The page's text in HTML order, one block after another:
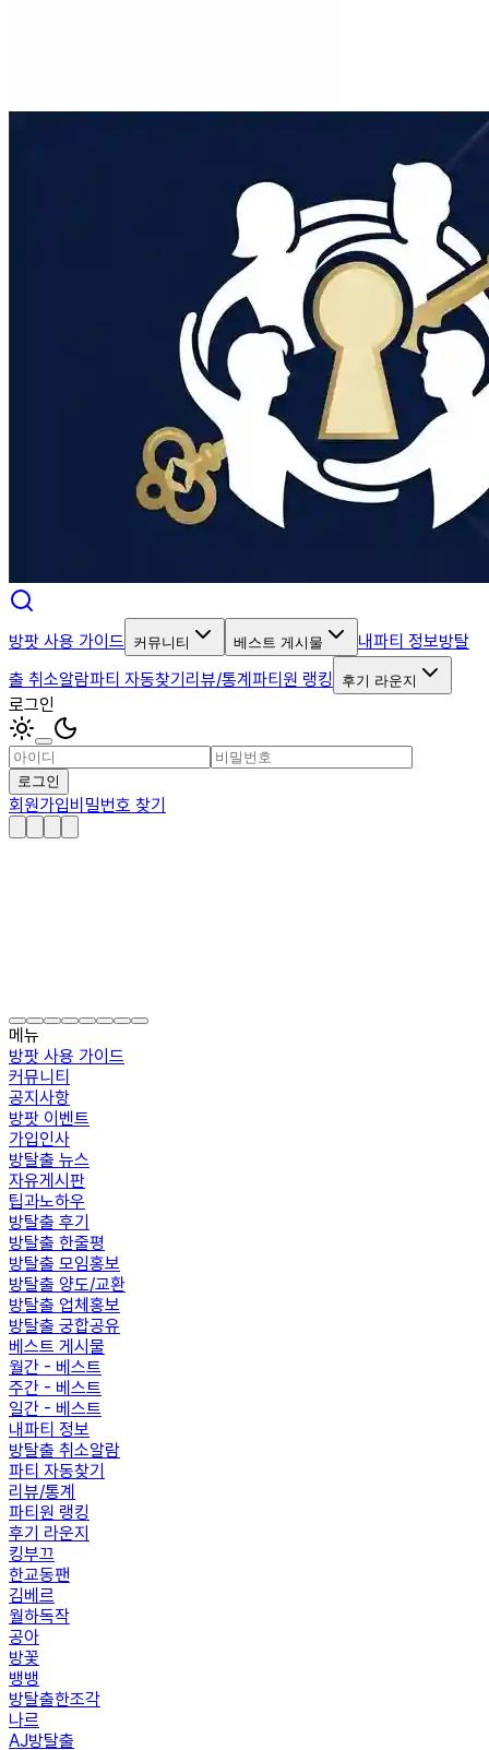
방팟 사용 가이드 커뮤니티 베스트 게시물 내파티 정보방탈
출 취소알람파티 자동찾기리뷰/통계파티원 랭킹 후기 라운지
로그인
로그인
회원가입비밀번호 찾기
메뉴
방팟 사용 가이드
커뮤니티
공지사항
방팟 이벤트
가입인사
방탈출 뉴스
자유게시판
팁과노하우
방탈출 후기
방탈출 한줄평
방탈출 모임홍보
방탈출 양도/교환
방탈출 업체홍보
방탈출 궁합공유
베스트 게시물
월간 - 베스트
주간 - 베스트
일간 - 베스트
내파티 정보
방탈출 취소알람
파티 자동찾기
리뷰/통계
파티원 랭킹
후기 라운지
킹부끄
한교동팬
김베르
월하독작
공아
방꽃
뱅뱅
방탈출한조각
나르
AJ방탈출